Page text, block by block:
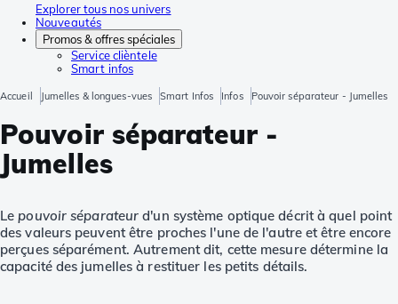
Explorer tous nos univers
Nouveautés
Promos & offres spéciales
Service clièntele
Smart infos
Accueil Jumelles & longues-vues Smart Infos Infos Pouvoir séparateur - Jumelles
Pouvoir séparateur -
Jumelles
Le pouvoir séparateur d'un système optique décrit à quel point
des valeurs peuvent être proches l'une de l'autre et être encore
perçues séparément. Autrement dit, cette mesure détermine la
capacité des jumelles à restituer les petits détails.